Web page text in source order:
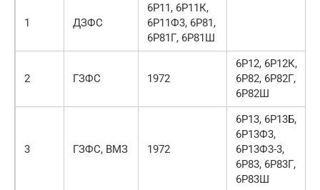
1 ДЗФС
6Р11, 6Р11К,
6Р11Ф3, 6Р81,
6Р81Г, 6Р81Ш
2 ГЗФС 1972
6Р12, 6Р12К,
6Р82, 6Р82Г,
6Р82Ш
3 ГЗФС, ВМЗ 1972
6Р13, 6Р13Б,
6Р13Ф3,
6Р13Ф3-3,
6Р83, 6Р83Г,
6Р83Ш